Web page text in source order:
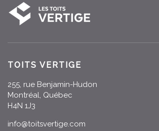
TOITS VERTIGE
255, rue Benjamin-Hudon
Montréal, Québec
H4N 1J3
info@toitsvertige.com